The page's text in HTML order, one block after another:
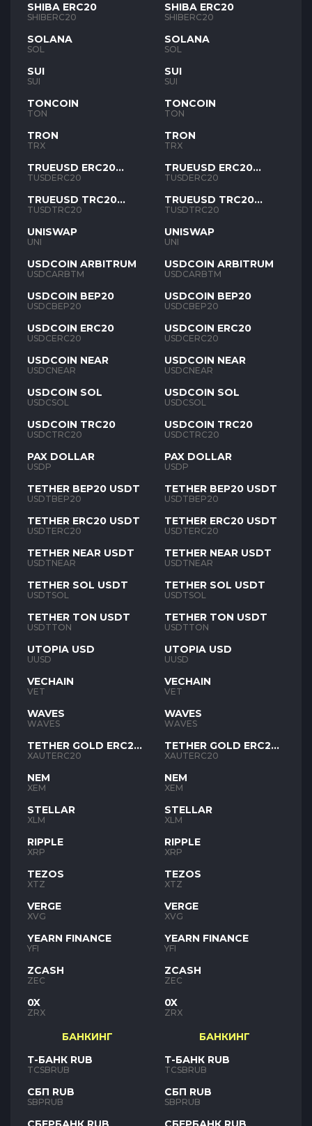
SHIBA ERC20
SHIBERC20
SOLANA
SOL
SUI
SUI
TONCOIN
TON
TRON
TRX
TRUEUSD ERC20
TUSD
TUSDERC20
TRUEUSD TRC20
TUSD
TUSDTRC20
UNISWAP
UNI
USDCOIN ARBITRUM
USDCARBTM
USDCOIN BEP20
USDCBEP20
USDCOIN ERC20
USDCERC20
USDCOIN NEAR
USDCNEAR
USDCOIN SOL
USDCSOL
USDCOIN TRC20
USDCTRC20
PAX DOLLAR
USDP
TETHER BEP20 USDT
USDTBEP20
TETHER ERC20 USDT
USDTERC20
TETHER NEAR USDT
USDTNEAR
TETHER SOL USDT
USDTSOL
TETHER TON USDT
USDTTON
UTOPIA USD
UUSD
VECHAIN
VET
WAVES
WAVES
TETHER GOLD ERC20
XAUT
XAUTERC20
NEM
XEM
STELLAR
XLM
RIPPLE
XRP
TEZOS
XTZ
VERGE
XVG
YEARN FINANCE
YFI
ZCASH
ZEC
0X
ZRX
БАНКИНГ
Т-БАНК RUB
TCSBRUB
СБП RUB
SBPRUB
SHIBA ERC20
SHIBERC20
SOLANA
SOL
SUI
SUI
TONCOIN
TON
TRON
TRX
TRUEUSD ERC20
TUSD
TUSDERC20
TRUEUSD TRC20
TUSD
TUSDTRC20
UNISWAP
UNI
USDCOIN ARBITRUM
USDCARBTM
USDCOIN BEP20
USDCBEP20
USDCOIN ERC20
USDCERC20
USDCOIN NEAR
USDCNEAR
USDCOIN SOL
USDCSOL
USDCOIN TRC20
USDCTRC20
PAX DOLLAR
USDP
TETHER BEP20 USDT
USDTBEP20
TETHER ERC20 USDT
USDTERC20
TETHER NEAR USDT
USDTNEAR
TETHER SOL USDT
USDTSOL
TETHER TON USDT
USDTTON
UTOPIA USD
UUSD
VECHAIN
VET
WAVES
WAVES
TETHER GOLD ERC20
XAUT
XAUTERC20
NEM
XEM
STELLAR
XLM
RIPPLE
XRP
TEZOS
XTZ
VERGE
XVG
YEARN FINANCE
YFI
ZCASH
ZEC
0X
ZRX
БАНКИНГ
Т-БАНК RUB
TCSBRUB
СБП RUB
SBPRUB